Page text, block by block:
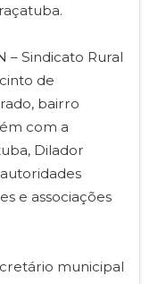
– Sindicato Rural
de
bairro
com a
Dilador
e associações
municipal